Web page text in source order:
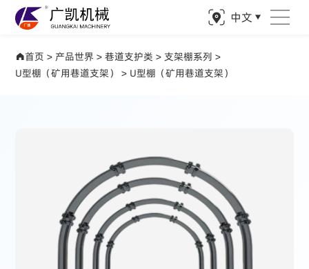
中文
产品世界 驱动矿业精准钻探
首页 >产品世界 >巷道支护类 >支架棚系列 >
U型棚（矿用巷道支架） > U型棚（矿用巷道支架）